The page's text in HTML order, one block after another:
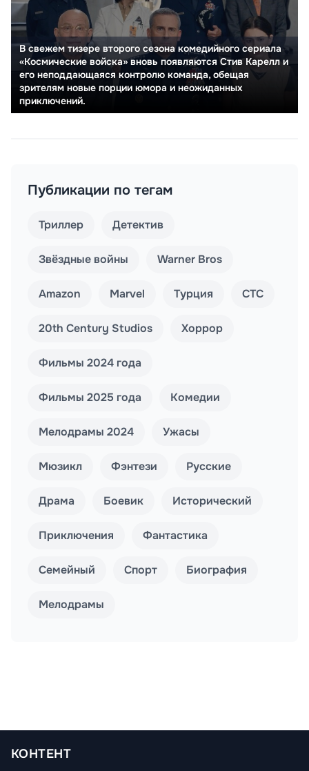
В свежем тизере второго сезона комедийного сериала
«Космические войска» вновь появляются Стив Карелл и
его неподдающаяся контролю команда, обещая
зрителям новые порции юмора и неожиданных
приключений.
Публикации по тегам
Триллер Детектив
Звёздные войны Warner Bros
Amazon Marvel Турция СТС
20th Century Studios Хоррор
Фильмы 2024 года
Фильмы 2025 года Комедии
Мелодрамы 2024 Ужасы
Мюзикл Фэнтези Русские
Драма Боевик Исторический
Приключения Фантастика
Семейный Спорт Биография
Мелодрамы
КОНТЕНТ